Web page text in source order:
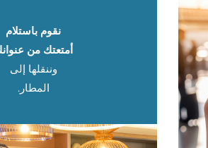
نقوم باستلام
أمتعتك من
وننقلها إلى
المطار.